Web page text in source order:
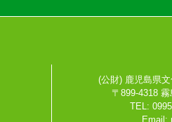
(公財) 鹿児島県
〒899-4318
TEL:
Email: